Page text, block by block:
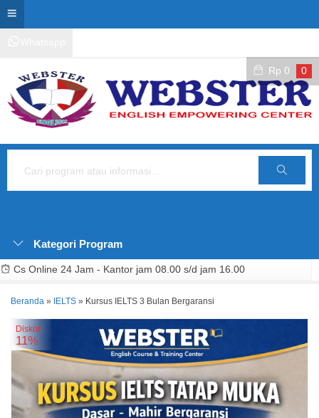
Rp 0 0
Cari
Kategori Program
Cs Online 24 Jam - Kantor jam 08.00 s/d jam 16.00
Beranda » IELTS » Kursus IELTS 3 Bulan Bergaransi
Diskon
11%